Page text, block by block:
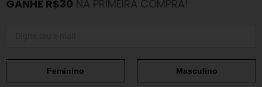
GANHE R$30 NA PRIMEIRA COMPRA!
Feminino Masculino